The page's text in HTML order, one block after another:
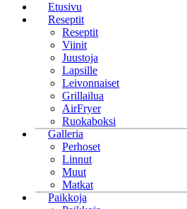
Etusivu
Reseptit
Reseptit
Viinit
Juustoja
Lapsille
Leivonnaiset
Grillailua
AirFryer
Ruokaboksi
Galleria
Perhoset
Linnut
Muut
Matkat
Paikkoja